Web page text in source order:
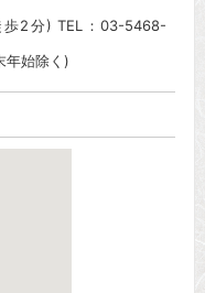
歩2分) TEL：03-5468-
年始除く)